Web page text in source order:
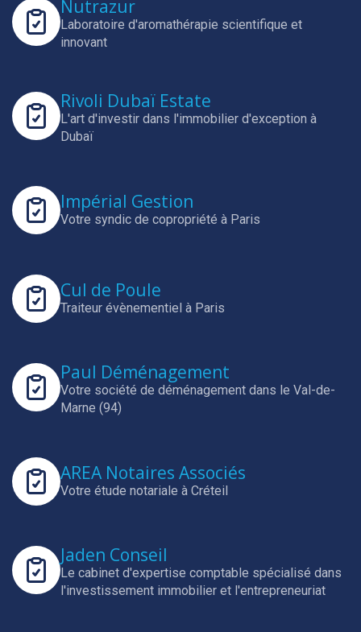
Nutrazur
Laboratoire d'aromathérapie scientifique et
innovant
Rivoli Dubaï Estate
L'art d'investir dans l'immobilier d'exception à
Dubaï
Impérial Gestion
Votre syndic de copropriété à Paris
Cul de Poule
Traiteur évènementiel à Paris
Paul Déménagement
Votre société de déménagement dans le Val-de-
Marne (94)
AREA Notaires Associés
Votre étude notariale à Créteil
Jaden Conseil
Le cabinet d'expertise comptable spécialisé dans
l'investissement immobilier et l'entrepreneuriat